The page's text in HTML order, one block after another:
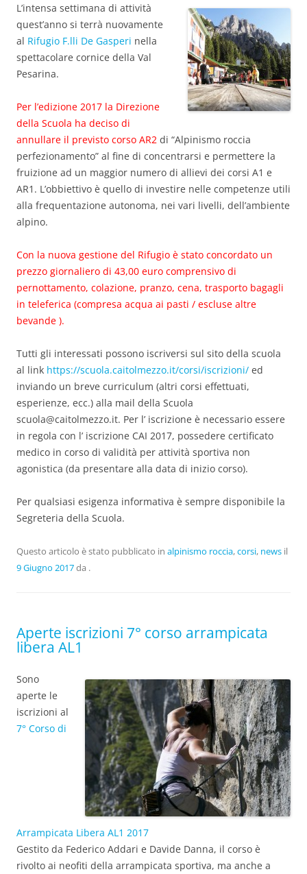
L’intensa settimana di attività
quest’anno si terrà nuovamente
al Rifugio F.lli De Gasperi nella
spettacolare cornice della Val
Pesarina.
Per l’edizione 2017 la Direzione
della Scuola ha deciso di
annullare il previsto corso AR2 di “Alpinismo roccia
perfezionamento” al fine di concentrarsi e permettere la
fruizione ad un maggior numero di allievi dei corsi A1 e
AR1. L’obbiettivo è quello di investire nelle competenze utili
alla frequentazione autonoma, nei vari livelli, dell’ambiente
alpino.
Con la nuova gestione del Rifugio è stato concordato un
prezzo giornaliero di 43,00 euro comprensivo di
pernottamento, colazione, pranzo, cena, trasporto bagagli
in teleferica (compresa acqua ai pasti / escluse altre
bevande ).
Tutti gli interessati possono iscriversi sul sito della scuola
al link https://scuola.caitolmezzo.it/corsi/iscrizioni/ ed
inviando un breve curriculum (altri corsi effettuati,
esperienze, ecc.) alla mail della Scuola
scuola@caitolmezzo.it. Per l’ iscrizione è necessario essere
in regola con l’ iscrizione CAI 2017, possedere certificato
medico in corso di validità per attività sportiva non
agonistica (da presentare alla data di inizio corso).
Per qualsiasi esigenza informativa è sempre disponibile la
Segreteria della Scuola.
Questo articolo è stato pubblicato in alpinismo roccia,corsi, news il
9 Giugno 2017da .
Aperte iscrizioni 7° corso arrampicata
libera AL1
Sono
aperte le
iscrizioni al
7° Corso di
Arrampicata Libera AL1 2017
Gestito da Federico Addari e Davide Danna, il corso è
rivolto ai neofiti della arrampicata sportiva, ma anche a